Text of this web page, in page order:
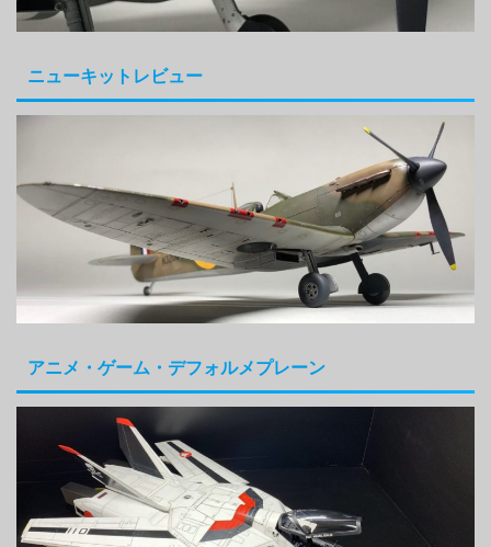
ニューキットレビュー
アニメ・ゲーム・デフォルメプレーン